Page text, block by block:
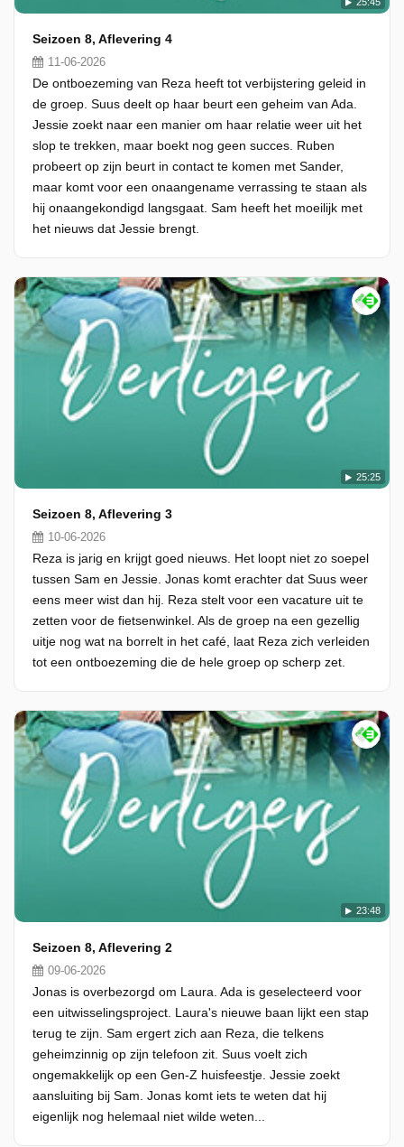
Seizoen 8, Aflevering 4
11-06-2026
De ontboezeming van Reza heeft tot verbijstering geleid in
de groep. Suus deelt op haar beurt een geheim van Ada.
Jessie zoekt naar een manier om haar relatie weer uit het
slop te trekken, maar boekt nog geen succes. Ruben
probeert op zijn beurt in contact te komen met Sander,
maar komt voor een onaangename verrassing te staan als
hij onaangekondigd langsgaat. Sam heeft het moeilijk met
het nieuws dat Jessie brengt.
25:25
Seizoen 8, Aflevering 3
10-06-2026
Reza is jarig en krijgt goed nieuws. Het loopt niet zo soepel
tussen Sam en Jessie. Jonas komt erachter dat Suus weer
eens meer wist dan hij. Reza stelt voor een vacature uit te
zetten voor de fietsenwinkel. Als de groep na een gezellig
uitje nog wat na borrelt in het café, laat Reza zich verleiden
tot een ontboezeming die de hele groep op scherp zet.
23:48
Seizoen 8, Aflevering 2
09-06-2026
Jonas is overbezorgd om Laura. Ada is geselecteerd voor
een uitwisselingsproject. Laura's nieuwe baan lijkt een stap
terug te zijn. Sam ergert zich aan Reza, die telkens
geheimzinnig op zijn telefoon zit. Suus voelt zich
ongemakkelijk op een Gen-Z huisfeestje. Jessie zoekt
aansluiting bij Sam. Jonas komt iets te weten dat hij
eigenlijk nog helemaal niet wilde weten...